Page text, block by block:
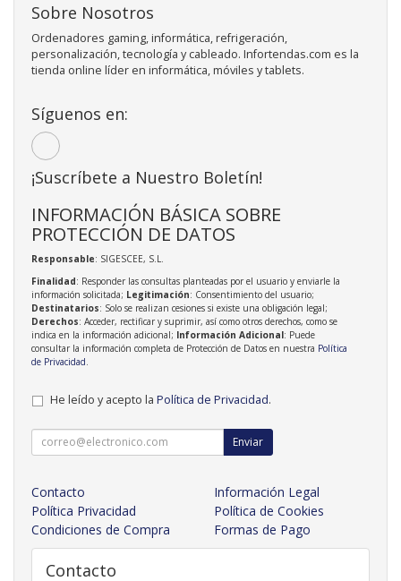
Sobre Nosotros
Ordenadores gaming, informática, refrigeración,
personalización, tecnología y cableado. Infortendas.com es la
tienda online líder en informática, móviles y tablets.
Síguenos en:
¡Suscríbete a Nuestro Boletín!
INFORMACIÓN BÁSICA SOBRE
PROTECCIÓN DE DATOS
Responsable: SIGESCEE, S.L.
Finalidad: Responder las consultas planteadas por el usuario y enviarle la
información solicitada; Legitimación: Consentimiento del usuario;
Destinatarios: Solo se realizan cesiones si existe una obligación legal;
Derechos: Acceder, rectificar y suprimir, así como otros derechos, como se
indica en la información adicional; Información Adicional: Puede
consultar la información completa de Protección de Datos en nuestra Política
de Privacidad
He leído y acepto la Política de Privacidad.
Enviar
Contacto
Información Legal
Política Privacidad
Política de Cookies
Condiciones de Compra
Formas de Pago
Contacto